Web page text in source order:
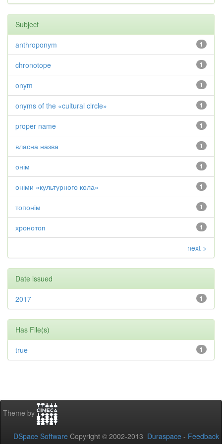
Subject
1
anthroponym
1
chronotope
1
onym
1
onyms of the «cultural circle»
1
proper name
1
власна назва
1
онім
1
оніми «культурного кола»
1
топонім
1
хронотоп
next >
Date issued
1
2017
Has File(s)
1
true
Theme by
DSpace Software Copyright © 2002-2013 Duraspace - Feedback